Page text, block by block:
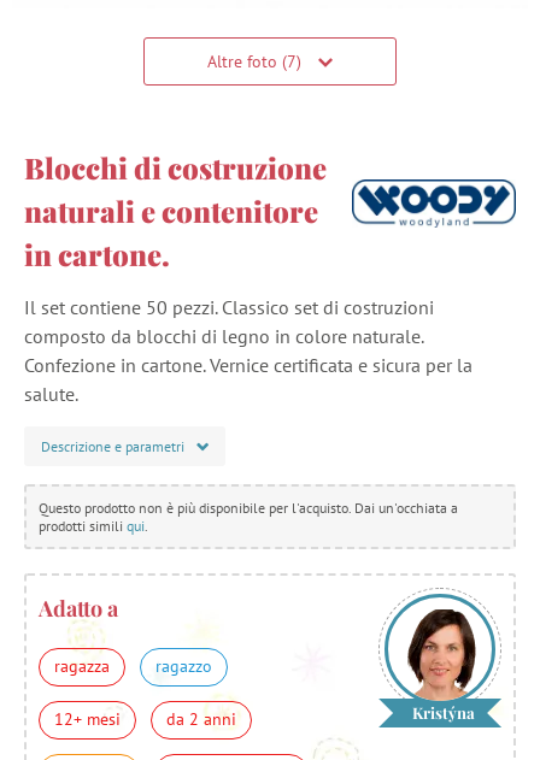
Altre foto (7)
Blocchi di costruzione
naturali e contenitore
in cartone.
Il set contiene 50 pezzi. Classico set di costruzioni
composto da blocchi di legno in colore naturale.
Confezione in cartone. Vernice certificata e sicura per la
salute.
Descrizione e parametri
Questo prodotto non è più disponibile per l'acquisto. Dai un'occhiata a
prodotti simili qui.
Adatto a
ragazza ragazzo
12+ mesi da 2 anni Kristýna